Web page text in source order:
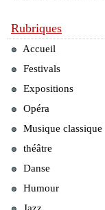
Rubriques
Accueil
Festivals
Expositions
Opéra
Musique classique
théâtre
Danse
Humour